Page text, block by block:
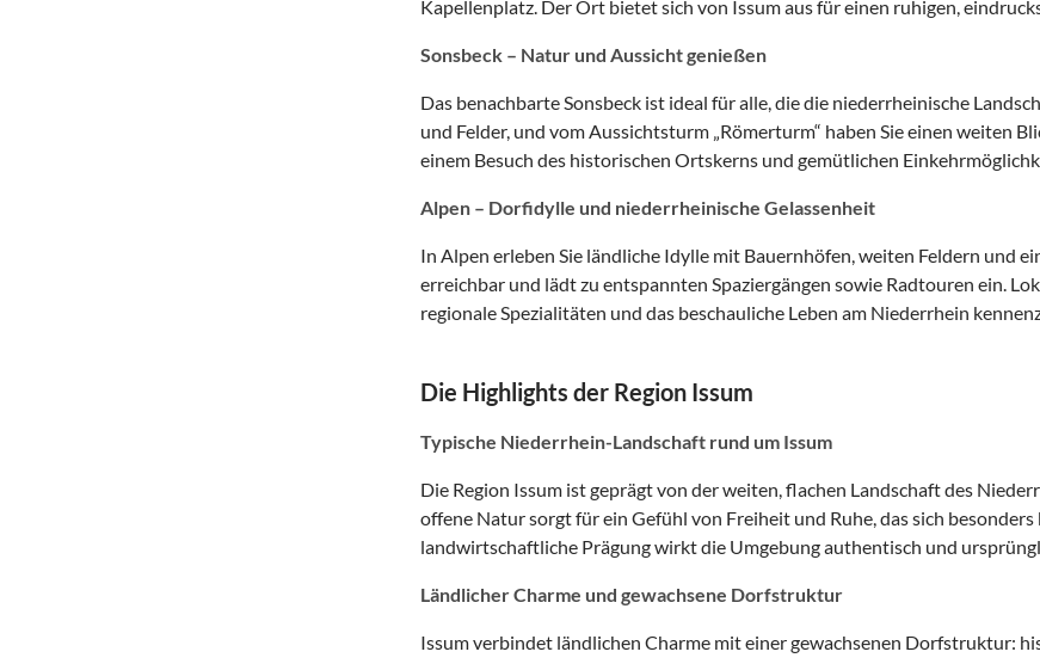
Kapellenplatz. Der Ort bietet sich von Issum aus für einen ruhigen,
Sonsbeck – Natur und Aussicht genießen
Das benachbarte Sonsbeck ist ideal für alle, die die niederrheinische
und Felder, und vom Aussichtsturm „Römerturm“ haben Sie einen weiten
einem Besuch des historischen Ortskerns und gemütlichen
Alpen – Dorfidylle und niederrheinische Gelassenheit
In Alpen erleben Sie ländliche Idylle mit Bauernhöfen, weiten Feldern und
erreichbar und lädt zu entspannten Spaziergängen sowie Radtouren ein.
regionale Spezialitäten und das beschauliche Leben am Niederrhein
Die Highlights der Region Issum
Typische Niederrhein-Landschaft rund um Issum
Die Region Issum ist geprägt von der weiten, flachen Landschaft des
offene Natur sorgt für ein Gefühl von Freiheit und Ruhe, das sich
landwirtschaftliche Prägung wirkt die Umgebung authentisch und
Ländlicher Charme und gewachsene Dorfstruktur
Issum verbindet ländlichen Charme mit einer gewachsenen Dorfstruktur: